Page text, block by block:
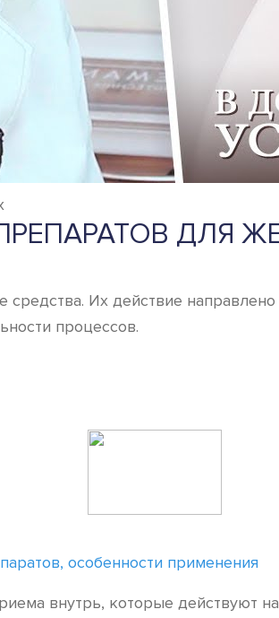
ДЛЯ
Их действие
процессов.
особенности применения
внутрь, которые действуют